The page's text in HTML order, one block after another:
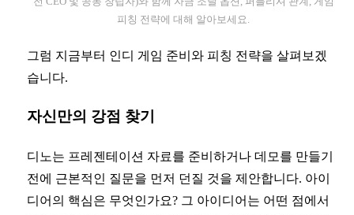
피칭 전략에 대해 알아보세요.
그럼 지금부터 인디 게임 준비와 피칭 전략을 살펴보겠
습니다.
자신만의 강점 찾기
디노는 프레젠테이션 자료를 준비하거나 데모를 만들기
전에 근본적인 질문을 먼저 던질 것을 제안합니다. 아이
디어의 핵심은 무엇인가요? 그 아이디어는 어떤 점에서